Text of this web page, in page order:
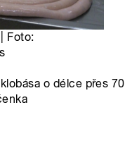
Foto:
o délce přes 70